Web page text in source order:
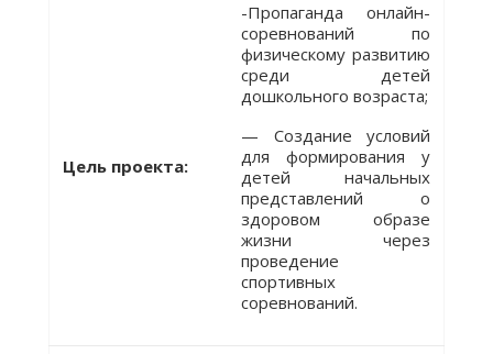
Цель проекта:
-Пропаганда онлайн-
соревнований по
физическому развитию
среди детей
дошкольного возраста;
— Создание условий
для формирования у
детей начальных
представлений о
здоровом образе
жизни через
проведение
спортивных
соревнований.